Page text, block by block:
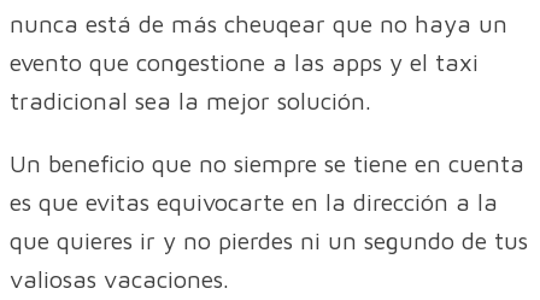
nunca está de más cheuqear que no haya un
evento que congestione a las apps y el taxi
tradicional sea la mejor solución.
Un beneficio que no siempre se tiene en cuenta
es que evitas equivocarte en la dirección a la
que quieres ir y no pierdes ni un segundo de tus
valiosas vacaciones.